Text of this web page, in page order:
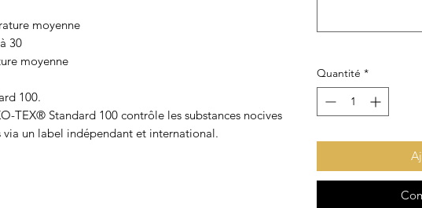
moyenne
30
moyenne
100.
TEX® Standard 100 contrôle les substances nocives
un label indépendant et international.
Quantité *